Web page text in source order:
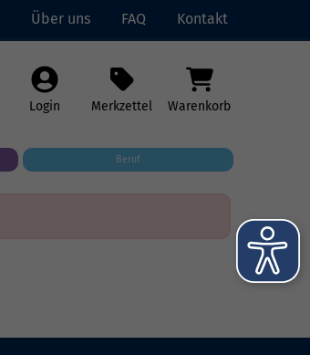
Über uns FAQ Kontakt
Login Merkzettel Warenkorb
Beruf